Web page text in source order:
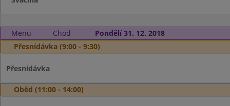
Menu Chod
Pondělí 31. 12. 2018
Přesnídávka (9:00 - 9:30)
Přesnídávka
Oběd (11:00 - 14:00)